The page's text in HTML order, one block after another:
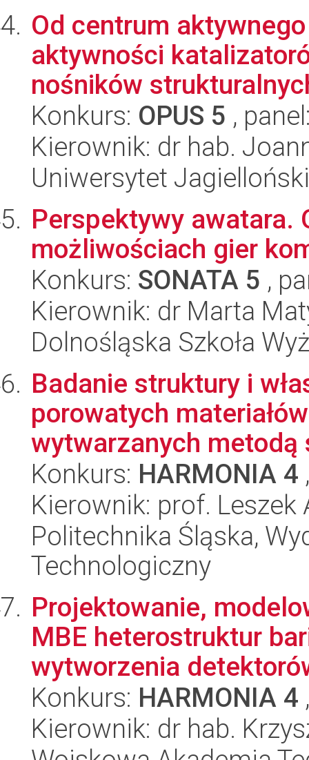
Od centrum
aktywności
nośników
Konkurs: OPUS 5 ,
Kierownik: dr hab.
Uniwersytet
Perspektywy awatara.
możliwościach gier
Konkurs: SONATA 5 ,
Kierownik: dr Marta
Dolnośląska Szkoła
Badanie struktury i
porowatych
wytwarzanych
Konkurs: HARMONIA 4
Kierownik: prof. Leszek
Politechnika Śląska,
Technologiczny
Projektowanie,
MBE heterostruktur
wytworzenia
Konkurs: HARMONIA 4
Kierownik: dr hab.